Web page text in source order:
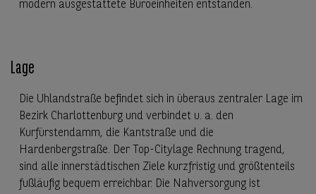
modern ausgestattete Büroeinheiten entstanden.
Lage
Die Uhlandstraße befindet sich in überaus zentraler Lage im
Bezirk Charlottenburg und verbindet u. a. den
Kurfürstendamm, die Kantstraße und die
Hardenbergstraße. Der Top-Citylage Rechnung tragend,
sind alle innerstädtischen Ziele kurzfristig und größtenteils
fußläufig bequem erreichbar. Die Nahversorgung ist